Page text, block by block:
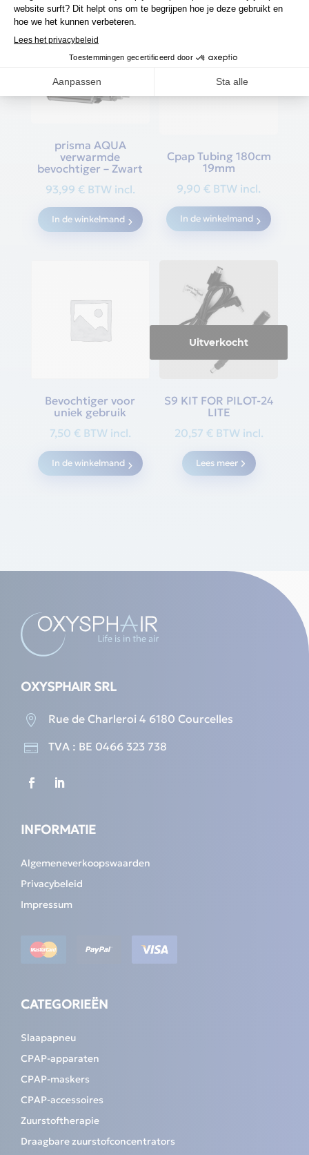
prisma AQUA
verwarmde
bevochtiger – Zwart
93,99 € BTW incl.
In de winkelmand
Cpap Tubing 180cm
19mm
9,90€ BTW incl.
In de winkelmand
Bevochtiger voor
uniek gebruik
7,50 € BTW incl.
In de winkelmand
Uitverkocht
S9 KIT FOR PILOT-24
LITE
20,57 € BTW incl.
Lees meer
OXYSPHAIR SRL
 Rue de Charleroi 4 6180 Courcelles
 TVA : BE 0466 323 738
INFORMATIE
Algemeneverkoopswaarden
Privacybeleid
Impressum
CATEGORIEËN
Slaapapneu
CPAP-apparaten
CPAP-maskers
CPAP-accessoires
Zuurstoftherapie
Draagbare zuurstofconcentrators